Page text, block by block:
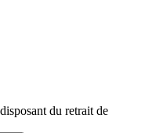
du retrait de